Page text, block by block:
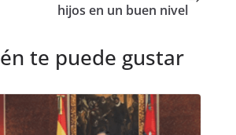
hijos en un buen nivel
te puede gustar